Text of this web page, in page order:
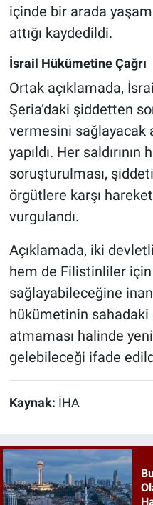
içinde bir arada
attığı kaydedildi.
İsrail Hükümetine Çağrı
Ortak açıklamada,
Şeria’daki şiddetten
vermesini sağlayacak
yapıldı. Her saldırının
soruşturulması,
örgütlere karşı
vurgulandı.
Açıklamada, iki
hem de Filistinliler
sağlayabileceğine
hükümetinin sahadaki
atmaması halinde
gelebileceği ifade
Kaynak: İHA